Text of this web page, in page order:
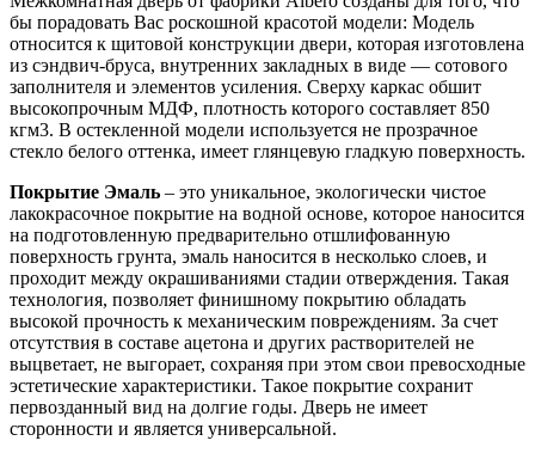
бы порадовать Вас роскошной красотой модели: Модель
относится к щитовой конструкции двери, которая изготовлена
из сэндвич-бруса, внутренних закладных в виде — сотового
заполнителя и элементов усиления. Сверху каркас обшит
высокопрочным МДФ, плотность которого составляет 850
кгм3. В остекленной модели используется не прозрачное
стекло белого оттенка, имеет глянцевую гладкую поверхность.
Покрытие Эмаль – это уникальное, экологически чистое
лакокрасочное покрытие на водной основе, которое наносится
на подготовленную предварительно отшлифованную
поверхность грунта, эмаль наносится в несколько слоев, и
проходит между окрашиваниями стадии отверждения. Такая
технология, позволяет финишному покрытию обладать
высокой прочность к механическим повреждениям. За счет
отсутствия в составе ацетона и других растворителей не
выцветает, не выгорает, сохраняя при этом свои превосходные
эстетические характеристики. Такое покрытие сохранит
первозданный вид на долгие годы. Дверь не имеет
сторонности и является универсальной.